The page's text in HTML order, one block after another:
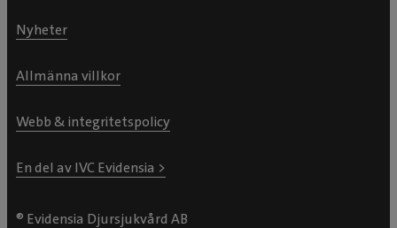
Nyheter
Allmänna villkor
Webb & integritetspolicy
En del av IVC Evidensia >
® Evidensia Djursjukvård AB